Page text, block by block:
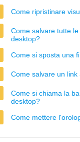
Come ripristinare
Come salvare tutte
desktop?
Come si sposta una
Come salvare un link
Come si chiama la
desktop?
Come mettere